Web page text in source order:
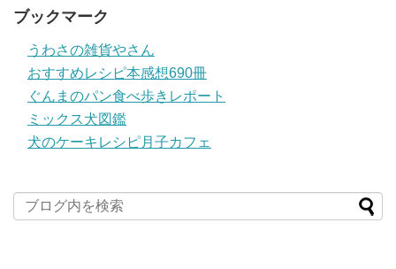
ブックマーク
うわさの雑貨やさん
おすすめレシピ本感想690冊
ぐんまのパン食べ歩きレポート
ミックス犬図鑑
犬のケーキレシピ月子カフェ